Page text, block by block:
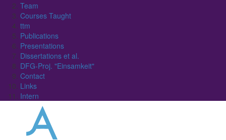
Team
Courses Taught
ttm
Publications
Presentations
Dissertations et al.
DFG-Proj. "Einsamkeit"
Contact
Links
Intern